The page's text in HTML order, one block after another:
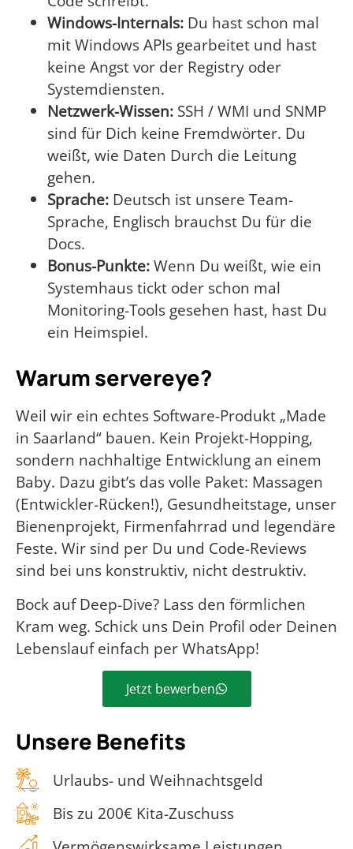
Windows-Internals: Du hast schon mal
mit Windows APIs gearbeitet und hast
keine Angst vor der Registry oder
Systemdiensten.
Netzwerk-Wissen: SSH / WMI und SNMP
sind für Dich keine Fremdwörter. Du
weißt, wie Daten Durch die Leitung
gehen.
Sprache: Deutsch ist unsere Team-
Sprache, Englisch brauchst Du für die
Docs.
Bonus-Punkte:Wenn Du weißt, wie ein
Systemhaus tickt oder schon mal
Monitoring-Tools gesehen hast, hast Du
ein Heimspiel.
Warum servereye?
Weil wir ein echtes Software-Produkt „Made
in Saarland“ bauen. Kein Projekt-Hopping,
sondern nachhaltige Entwicklung an einem
Baby. Dazu gibt’s das volle Paket: Massagen
(Entwickler-Rücken!), Gesundheitstage, unser
Bienenprojekt, Firmenfahrrad und legendäre
Feste. Wir sind per Du und Code-Reviews
sind bei uns konstruktiv, nicht destruktiv.
Bock auf Deep-Dive? Lass den förmlichen
Kram weg. Schick uns Dein Profil oder Deinen
Lebenslauf einfach per WhatsApp!
Jetzt bewerben
Unsere Benefits
Urlaubs- und Weihnachtsgeld
Bis zu 200€ Kita-Zuschuss